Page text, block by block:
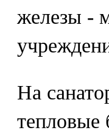
железы -
На
тепловые